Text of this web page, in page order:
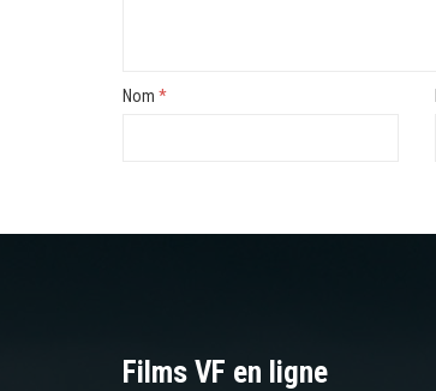
Nom *
Films VF en ligne